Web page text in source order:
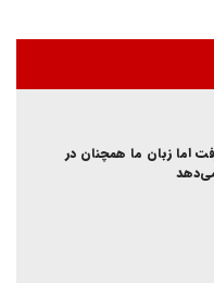
اما زبان ما همچنان در